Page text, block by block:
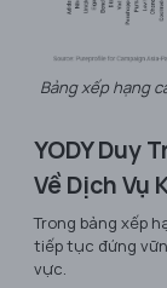
Bảng xếp hạng
YODY Duy
Về Dịch Vụ
Trong bảng xếp
tiếp tục đứng
vực.